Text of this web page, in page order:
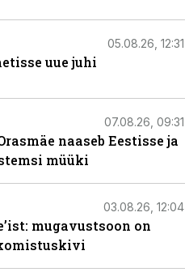
05.08.26, 12:31
uue juhi
07.08.26, 09:31
naaseb Eestisse ja
müüki
03.08.26, 12:04
mugavustsoon on